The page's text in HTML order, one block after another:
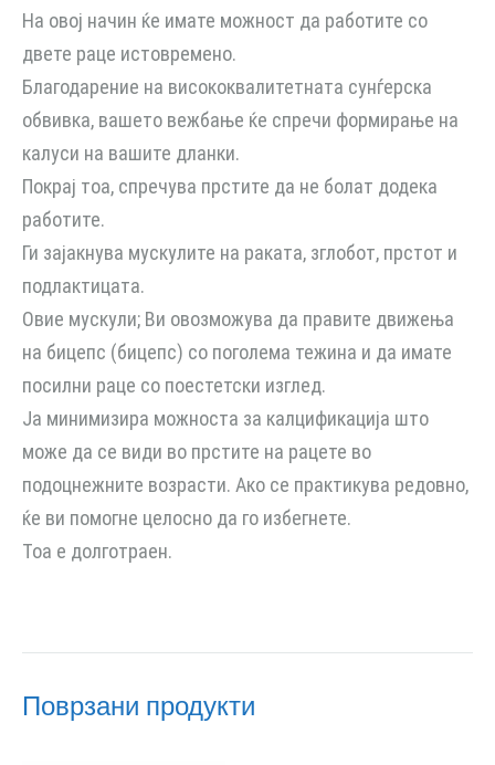
На овој начин ќе имате можност да работите со
двете раце истовремено.
Благодарение на висококвалитетната сунѓерска
обвивка, вашето вежбање ќе спречи формирање на
калуси на вашите дланки.
Покрај тоа, спречува прстите да не болат додека
работите.
Ги зајакнува мускулите на раката, зглобот, прстот и
подлактицата.
Овие мускули; Ви овозможува да правите движења
на бицепс (бицепс) со поголема тежина и да имате
посилни раце со поестетски изглед.
Ја минимизира можноста за калцификација што
може да се види во прстите на рацете во
подоцнежните возрасти. Ако се практикува редовно,
ќе ви помогне целосно да го избегнете.
Тоа е долготраен.
Поврзани продукти